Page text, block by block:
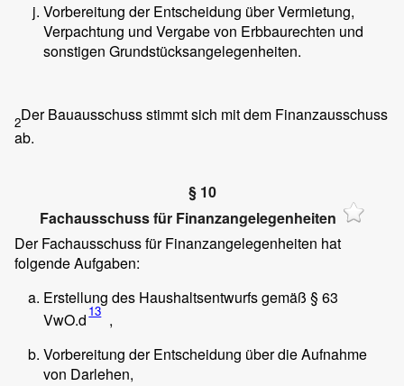
Vorbereitung der Entscheidung über Vermietung,
Verpachtung und Vergabe von Erbbaurechten und
sonstigen Grundstücksangelegenheiten.
2Der Bauausschuss stimmt sich mit dem Finanzausschuss
ab.
§ 10
Fachausschuss für Finanzangelegenheiten
Der Fachausschuss für Finanzangelegenheiten hat
folgende Aufgaben:
Erstellung des Haushaltsentwurfs gemäß § 63
VwO.d 13 ,
Vorbereitung der Entscheidung über die Aufnahme
von Darlehen,